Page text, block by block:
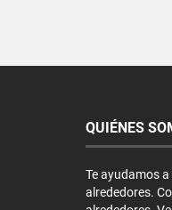
QUIÉNES
Te ayudamos
alrededores.